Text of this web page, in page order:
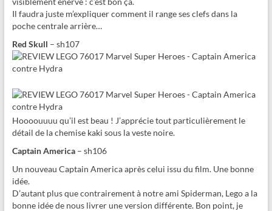
Il faudra juste m’expliquer comment il range ses clefs dans la
poche centrale arrière…
Red Skull – sh107
Hoooouuuu qu’il est beau ! J’apprécie tout particulièrement le
détail de la chemise kaki sous la veste noire.
Captain America– sh106
Un nouveau Captain America après celui issu du film. Une bonne
idée.
D’autant plus que contrairement à notre ami Spiderman, Lego a la
bonne idée de nous livrer une version différente. Bon point, je